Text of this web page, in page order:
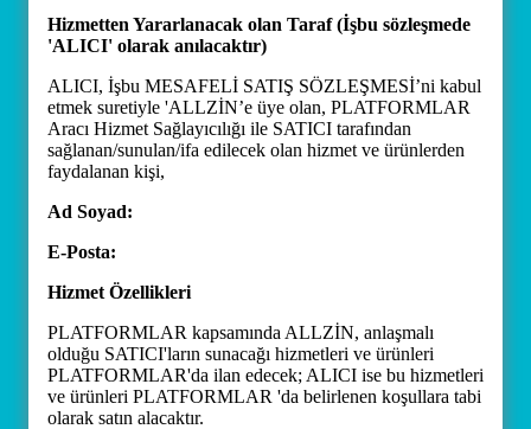
Hizmetten Yararlanacak olan Taraf (İşbu sözleşmede
'ALICI' olarak anılacaktır)
ALICI, İşbu MESAFELİ SATIŞ SÖZLEŞMESİ’ni kabul
etmek suretiyle 'ALLZİN’e üye olan, PLATFORMLAR
Aracı Hizmet Sağlayıcılığı ile SATICI tarafından
sağlanan/sunulan/ifa edilecek olan hizmet ve ürünlerden
faydalanan kişi,
Ad Soyad:
E-Posta:
Hizmet Özellikleri
PLATFORMLAR kapsamında ALLZİN, anlaşmalı
olduğu SATICI'ların sunacağı hizmetleri ve ürünleri
PLATFORMLAR'da ilan edecek; ALICI ise bu hizmetleri
ve ürünleri PLATFORMLAR 'da belirlenen koşullara tabi
olarak satın alacaktır.